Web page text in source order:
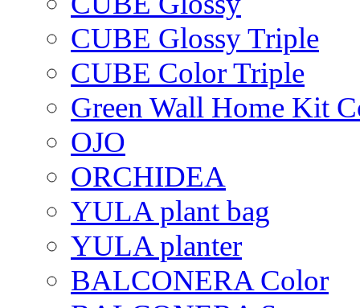
CUBE Glossy Triple
CUBE Color Triple
Green Wall Home Kit
OJO
ORCHIDEA
YULA plant bag
YULA planter
BALCONERA Color